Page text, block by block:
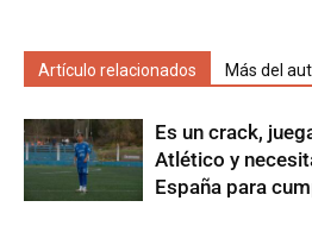
Artículo relacionados Más del
Es un crack,
Atlético y
España para